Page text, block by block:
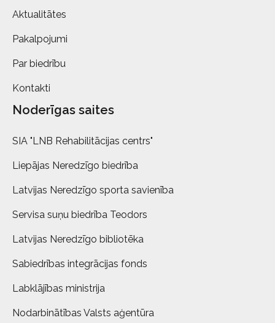
Aktualitātes
Pakalpojumi
Par biedrību
Kontakti
Noderīgas saites
SIA "LNB Rehabilitācijas centrs"
Liepājas Neredzīgo biedrība
Latvijas Neredzīgo sporta savienība
Servisa suņu biedrība Teodors
Latvijas Neredzīgo bibliotēka
Sabiedrības integrācijas fonds
Labklājības ministrija
Nodarbinātības Valsts aģentūra